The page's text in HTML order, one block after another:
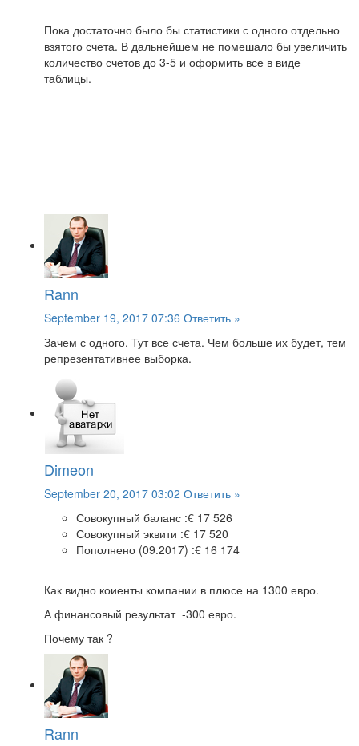
Пока достаточно было бы статистики с одного отдельно
взятого счета. В дальнейшем не помешало бы увеличить
количество счетов до 3-5 и оформить все в виде
таблицы.
Rann
September 19, 2017 07:36 Ответить »
Зачем с одного. Тут все счета. Чем больше их будет, тем
репрезентативнее выборка.
Dimeon
September 20, 2017 03:02 Ответить »
Совокупный баланс :€ 17 526
Совокупный эквити :€ 17 520
Пополнено (09.2017) :€ 16 174
Как видно коиенты компании в плюсе на 1300 евро.
А финансовый результат -300 евро.
Почему так ?
Rann